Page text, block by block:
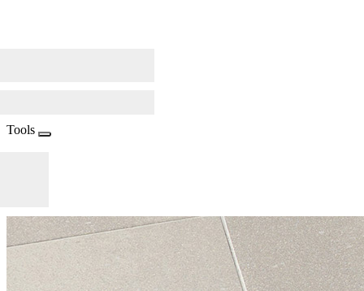
Tools